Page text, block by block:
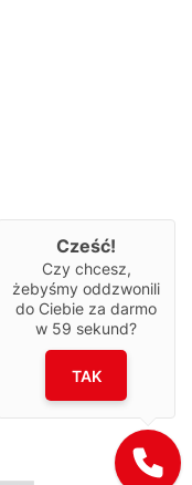
Cześć!
Czy chcesz,
żebyśmy oddzwonili
do Ciebie za darmo
w 59 sekund?
TAK